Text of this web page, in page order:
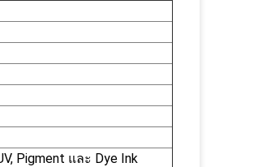
Pigment และ Dye Ink